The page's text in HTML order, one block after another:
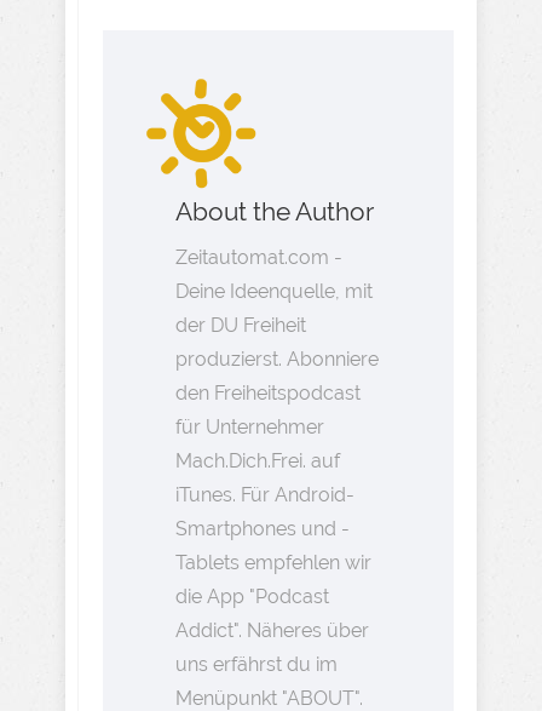
About the Author
Zeitautomat.com -
Deine Ideenquelle, mit
der DU Freiheit
produzierst. Abonniere
den Freiheitspodcast
für Unternehmer
Mach.Dich.Frei. auf
iTunes. Für Android-
Smartphones und -
Tablets empfehlen wir
die App "Podcast
Addict". Näheres über
uns erfährst du im
Menüpunkt "ABOUT".